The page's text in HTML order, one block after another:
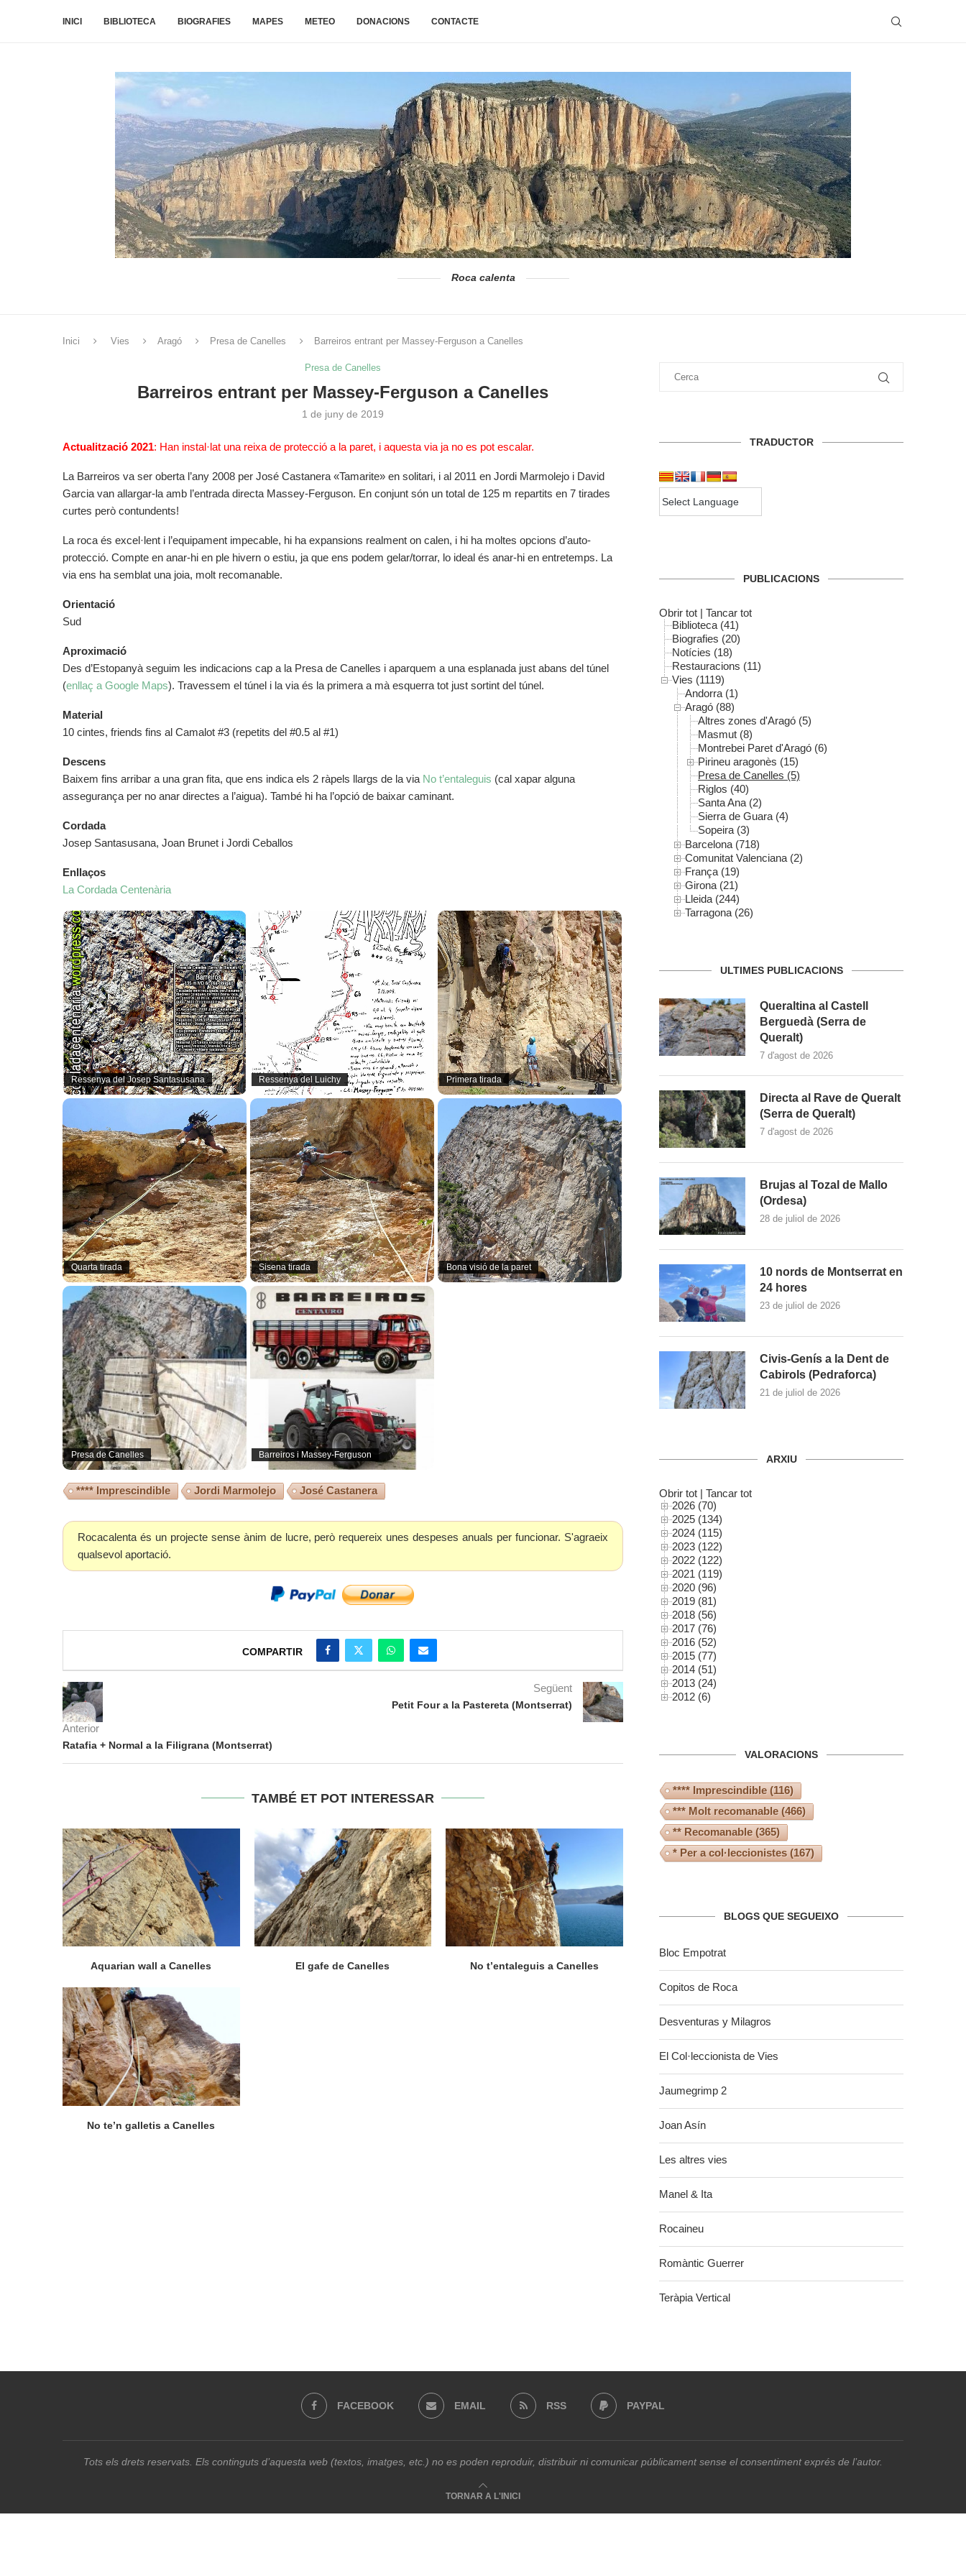
INICI BIBLIOTECA BIOGRAFIES MAPES METEO DONACIONS CONTACTE
Roca calenta
Inici Vies Aragó Presa de Canelles Barreiros entrant per Massey-Ferguson a Canelles
Presa de Canelles
Barreiros entrant per Massey-Ferguson a Canelles
1 de juny de 2019
Actualització 2021: Han instal·lat una reixa de protecció a la paret, i aquesta via ja no es pot escalar.
La Barreiros va ser oberta l’any 2008 per José Castanera «Tamarite» en solitari, i al 2011 en Jordi Marmolejo i David
Garcia van allargar-la amb l’entrada directa Massey-Ferguson. En conjunt són un total de 125 m repartits en 7 tirades
curtes però contundents!
La roca és excel·lent i l’equipament impecable, hi ha expansions realment on calen, i hi ha moltes opcions d’auto-
protecció. Compte en anar-hi en ple hivern o estiu, ja que ens podem gelar/torrar, lo ideal és anar-hi en entretemps. La
via ens ha semblat una joia, molt recomanable.
Orientació
Sud
Aproximació
Des d’Estopanyà seguim les indicacions cap a la Presa de Canelles i aparquem a una esplanada just abans del túnel
(enllaç a Google Maps). Travessem el túnel i la via és la primera a mà esquerra tot just sortint del túnel.
Material
10 cintes, friends fins al Camalot #3 (repetits del #0.5 al #1)
Descens
Baixem fins arribar a una gran fita, que ens indica els 2 ràpels llargs de la via No t’entaleguis (cal xapar alguna
assegurança per no anar directes a l’aigua). També hi ha l’opció de baixar caminant.
Cordada
Josep Santasusana, Joan Brunet i Jordi Ceballos
Enllaços
La Cordada Centenària
Ressenya del Josep Santasusana Ressenya del Luichy Primera tirada
Quarta tirada Sisena tirada Bona visió de la paret
Presa de Canelles Barreiros i Massey-Ferguson
**** Imprescindible Jordi Marmolejo José Castanera
Rocacalenta és un projecte sense ànim de lucre, però requereix unes despeses anuals per funcionar. S'agraeix
qualsevol aportació.
COMPARTIR
Anterior
Ratafia + Normal a la Filigrana (Montserrat)
Següent
Petit Four a la Pastereta (Montserrat)
TAMBÉ ET POT INTERESSAR
Aquarian wall a Canelles El gafe de Canelles No t’entaleguis a Canelles
No te’n galletis a Canelles
TRADUCTOR
PUBLICACIONS
Obrir tot | Tancar tot
Biblioteca (41)
Biografies (20)
Notícies (18)
Restauracions (11)
Vies (1119)
Andorra (1)
Aragó (88)
Altres zones d'Aragó (5)
Masmut (8)
Montrebei Paret d'Aragó (6)
Pirineu aragonès (15)
Presa de Canelles (5)
Riglos (40)
Santa Ana (2)
Sierra de Guara (4)
Sopeira (3)
Barcelona (718)
Comunitat Valenciana (2)
França (19)
Girona (21)
Lleida (244)
Tarragona (26)
ULTIMES PUBLICACIONS
Queraltina al Castell
Berguedà (Serra de
Queralt)
7 d'agost de 2026
Directa al Rave de Queralt
(Serra de Queralt)
7 d'agost de 2026
Brujas al Tozal de Mallo
(Ordesa)
28 de juliol de 2026
10 nords de Montserrat en
24 hores
23 de juliol de 2026
Civis-Genís a la Dent de
Cabirols (Pedraforca)
21 de juliol de 2026
ARXIU
Obrir tot | Tancar tot
2026 (70)
2025 (134)
2024 (115)
2023 (122)
2022 (122)
2021 (119)
2020 (96)
2019 (81)
2018 (56)
2017 (76)
2016 (52)
2015 (77)
2014 (51)
2013 (24)
2012 (6)
VALORACIONS
**** Imprescindible(116)
*** Molt recomanable(466)
** Recomanable(365)
* Per a col·leccionistes (167)
BLOGS QUE SEGUEIXO
Bloc Empotrat
Copitos de Roca
Desventuras y Milagros
El Col·leccionista de Vies
Jaumegrimp 2
Joan Asín
Les altres vies
Manel & Ita
Rocaineu
Romàntic Guerrer
Teràpia Vertical
FACEBOOK EMAIL RSS PAYPAL
Tots els drets reservats. Els continguts d’aquesta web (textos, imatges, etc.) no es poden reproduir, distribuir ni comunicar públicament sense el consentiment exprés de l’autor.
TORNAR A L'INICI